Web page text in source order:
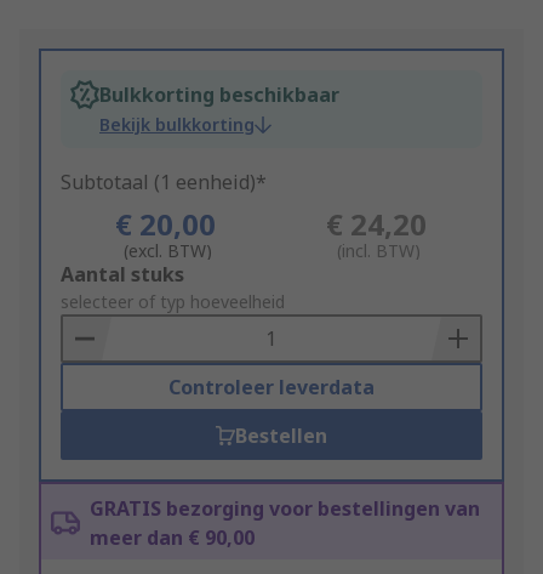
Bulkkorting beschikbaar
Bekijk bulkkorting
Subtotaal (1 eenheid)*
€ 20,00
(excl. BTW)
€ 24,20
(incl. BTW)
Add
to
Basket
Aantal stuks
selecteer of typ hoeveelheid
Controleer leverdata
Bestellen
GRATIS bezorging voor bestellingen van
meer dan € 90,00